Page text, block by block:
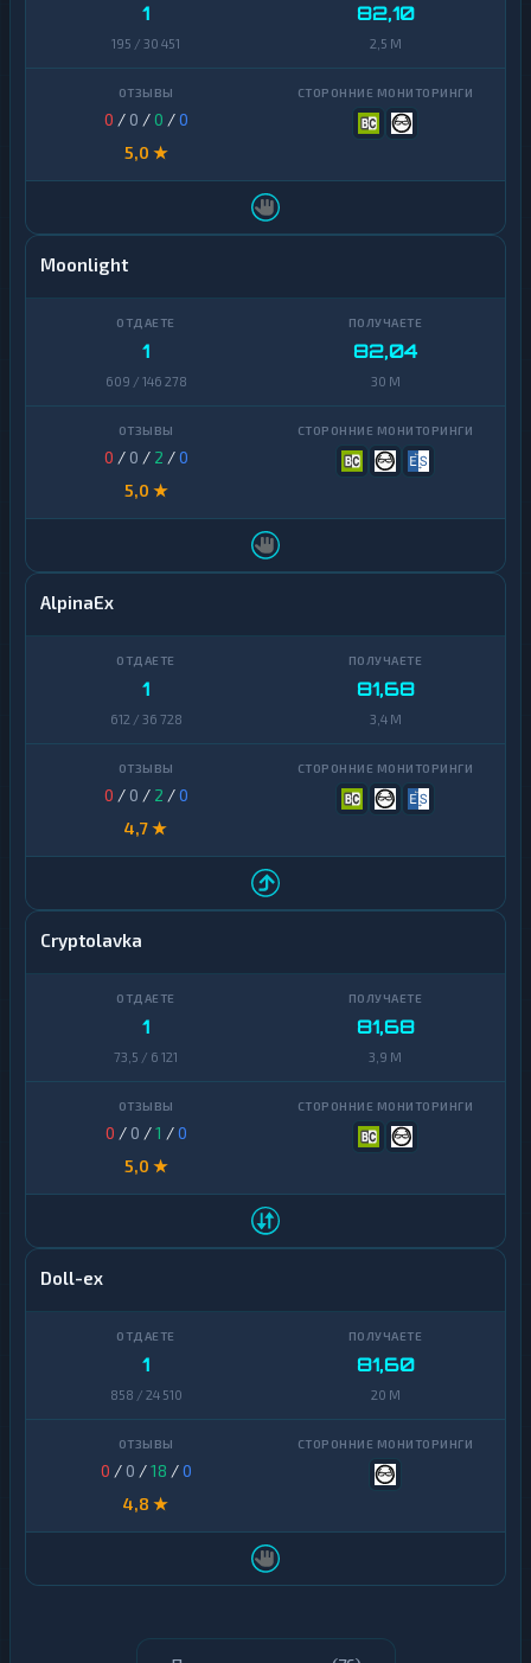
1
195 / 30 451
82,10
2,5 M
0 / 0 /0 /0
5,0 ★
Moonlight
1
609 / 146 278
82,04
30 M
0 / 0 / 2 /0
5,0 ★
AlpinaEx
1
612 / 36 728
81,68
3,4 M
0 / 0 / 2 /0
4,7 ★
Cryptolavka
1
73,5 / 6 121
81,68
3,9 M
0 / 0 /1 /0
5,0 ★
Doll-ex
1
858 / 24 510
81,60
20 M
0 / 0 /18 /0
4,8 ★